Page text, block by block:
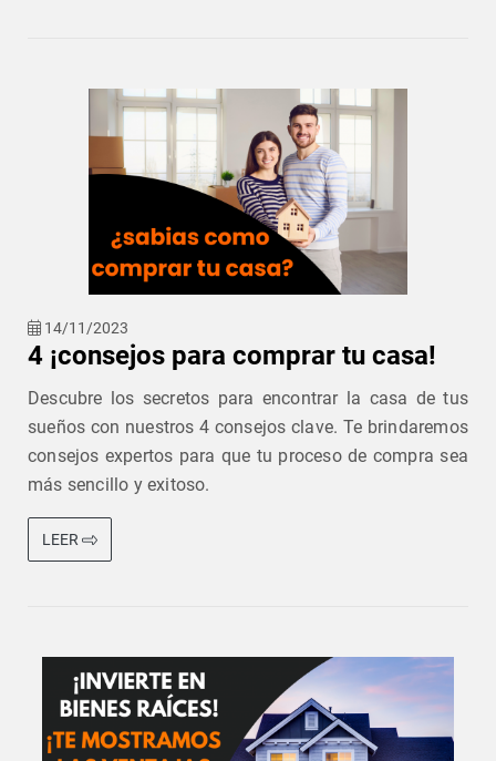
14/11/2023
4 ¡consejos para comprar tu casa!
Descubre los secretos para encontrar la casa de tus
sueños con nuestros 4 consejos clave. Te brindaremos
consejos expertos para que tu proceso de compra sea
más sencillo y exitoso.
LEER